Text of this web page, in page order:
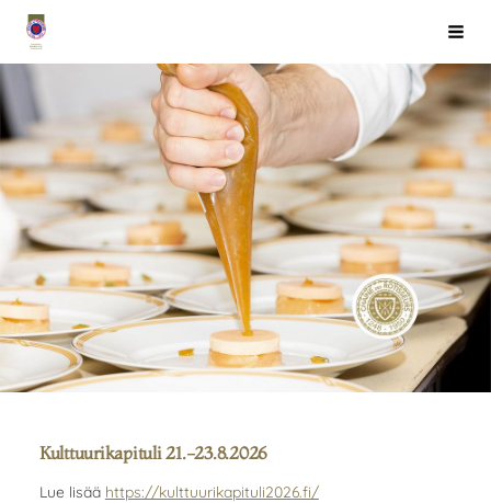
Siirry
sivun
sisältöön
Chaîne des Rôtisseurs Finlande ry
Kulttuurikapituli 21.-23.8.2026
Lue lisää https://kulttuurikapituli2026.fi/